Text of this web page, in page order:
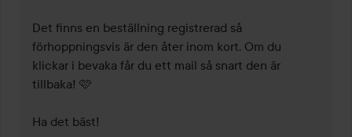
Det finns en beställning registrerad så
förhoppningsvis är den åter inom kort. Om du
klickar i bevaka får du ett mail så snart den är
tillbaka! 🩷
Ha det bäst!